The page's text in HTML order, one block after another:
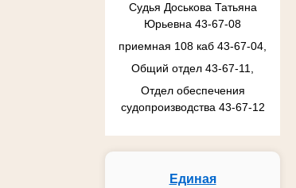
Судья Доськова Татьяна
Юрьевна 43-67-08
приемная 108 каб 43-67-04,
Общий отдел 43-67-11,
Отдел обеспечения
судопроизводства 43-67-12
Единая